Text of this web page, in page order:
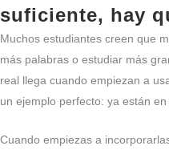
suficiente, hay
Muchos estudiantes creen que
más palabras o estudiar más
real llega cuando empiezan a
un ejemplo perfecto: ya están
Cuando empiezas a